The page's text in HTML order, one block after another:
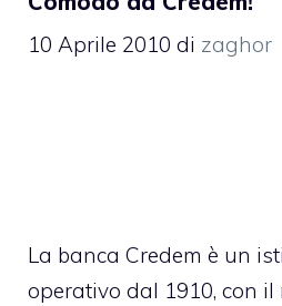
10 Aprile 2010 di zaghor
La banca Credem è un
operativo dal 1910, con il